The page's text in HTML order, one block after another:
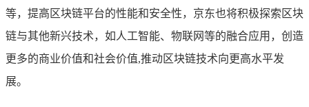
等，提高区块链平台的性能和安全性，京东也将积极探索区块
链与其他新兴技术，如人工智能、物联网等的融合应用，创造
更多的商业价值和社会价值,推动区块链技术向更高水平发
展。